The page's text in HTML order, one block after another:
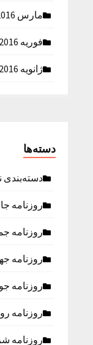
مارس 2016
فوریه 2016
ژانویه 2016
دسته‌ها
دسته‌بندی
روزنامه
روزنامه
روزنامه
روزنامه
روزنامه
روزنامه